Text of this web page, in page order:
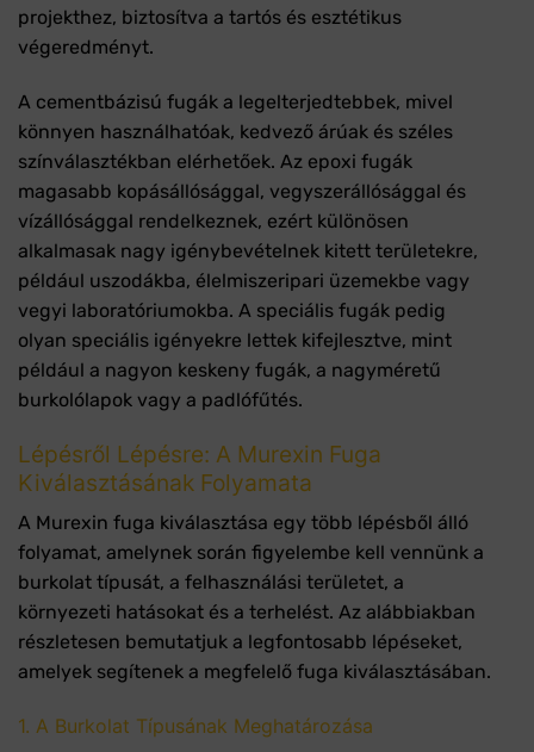
projekthez, biztosítva a tartós és esztétikus
végeredményt.
A cementbázisú fugák a legelterjedtebbek, mivel
könnyen használhatóak, kedvező árúak és széles
színválasztékban elérhetőek. Az epoxi fugák
magasabb kopásállósággal, vegyszerállósággal és
vízállósággal rendelkeznek, ezért különösen
alkalmasak nagy igénybevételnek kitett területekre,
például uszodákba, élelmiszeripari üzemekbe vagy
vegyi laboratóriumokba. A speciális fugák pedig
olyan speciális igényekre lettek kifejlesztve, mint
például a nagyon keskeny fugák, a nagyméretű
burkolólapok vagy a padlófűtés.
Lépésről Lépésre: A Murexin Fuga
Kiválasztásának Folyamata
A Murexin fuga kiválasztása egy több lépésből álló
folyamat, amelynek során figyelembe kell vennünk a
burkolat típusát, a felhasználási területet, a
környezeti hatásokat és a terhelést. Az alábbiakban
részletesen bemutatjuk a legfontosabb lépéseket,
amelyek segítenek a megfelelő fuga kiválasztásában.
1. A Burkolat Típusának Meghatározása